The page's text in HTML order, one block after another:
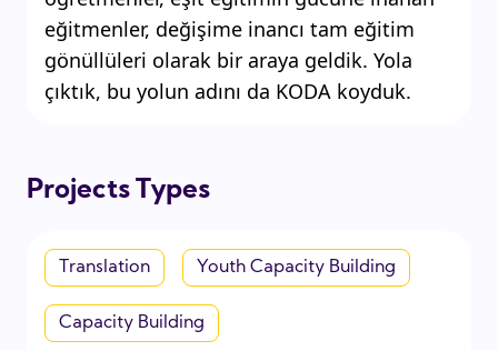
eğitmenler, değişime inancı tam eğitim
gönüllüleri olarak bir araya geldik. Yola
çıktık, bu yolun adını da KODA koyduk.
Projects Types
Translation Youth Capacity Building
Capacity Building